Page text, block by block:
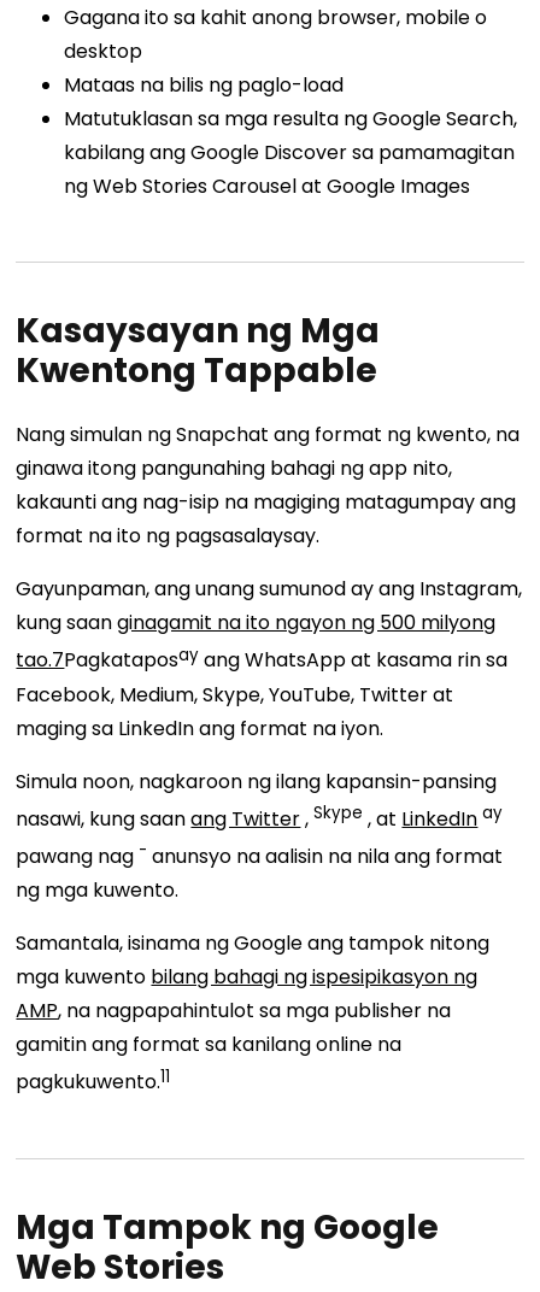
Gagana ito sa kahit anong browser, mobile o
desktop
Mataas na bilis ng paglo-load
Matutuklasan sa mga resulta ng Google Search,
kabilang ang Google Discover sa pamamagitan
ngWeb Stories Carouselat Google Images
Kasaysayan ng Mga
Kwentong Tappable
Nang simulan ng Snapchat ang format ng kwento, na
ginawa itong pangunahing bahagi ng app nito,
kakaunti ang nag-isip na magiging matagumpay ang
format na ito ng pagsasalaysay.
Gayunpaman, ang unang sumunod ay ang Instagram,
kung saanginagamit na ito ngayon ng 500 milyong
tao.7Pagkataposay ang WhatsApp at kasama rin sa
Facebook, Medium, Skype, YouTube, Twitter at
maging sa LinkedIn ang format na iyon.
Simula noon, nagkaroon ng ilang kapansin-pansing
nasawi, kung saanang Twitter, Skype ,at LinkedIn ay
pawang nag - anunsyo na aalisin na nila ang format
ng mga kuwento.
Samantala, isinama ng Google ang tampok nitong
mga kuwento bilang bahagi ng ispesipikasyon ng
AMP, na nagpapahintulot sa mga publisher na
gamitin ang format sa kanilang online na
pagkukuwento.11
Mga Tampok ng Google
Web Stories